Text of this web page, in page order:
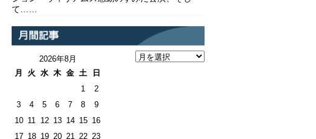
て……
2026年8月
月
火 水 木 金 土 日
1
2
3
4 5 6 7 8
9
10 11 12 13 14 15 16
17 18 19 20 21 22 23